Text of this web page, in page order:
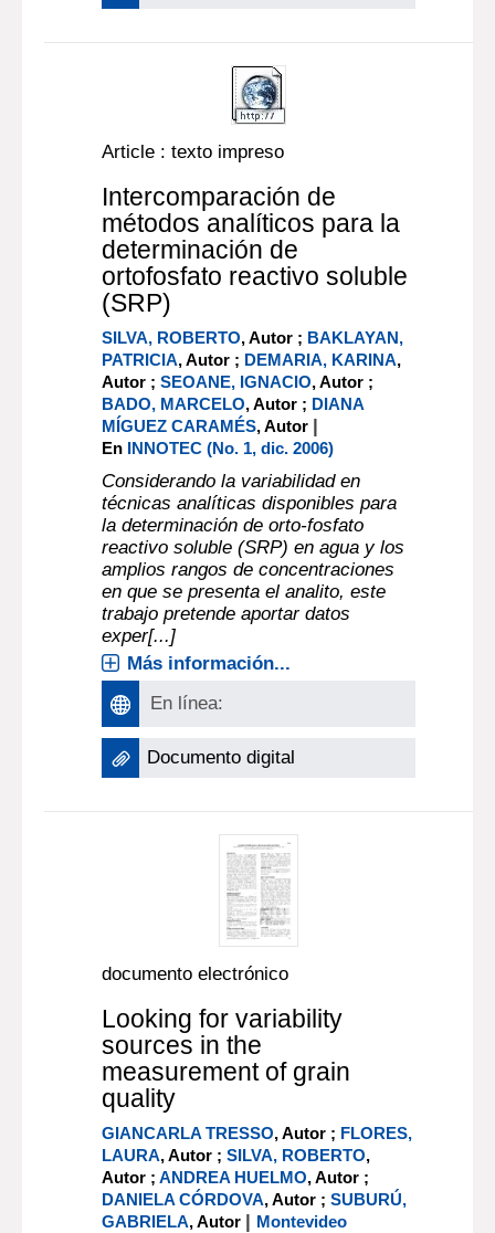
Article : texto impreso
Intercomparación de
métodos analíticos para la
determinación de
ortofosfato reactivo soluble
(SRP)
SILVA, ROBERTO, Autor ; BAKLAYAN,
PATRICIA, Autor ; DEMARIA, KARINA,
Autor ;SEOANE, IGNACIO, Autor ;
BADO, MARCELO, Autor ; DIANA
MÍGUEZ CARAMÉS, Autor |
En INNOTEC (No. 1, dic. 2006)
Considerando la variabilidad en
técnicas analíticas disponibles para
la determinación de orto-fosfato
reactivo soluble (SRP) en agua y los
amplios rangos de concentraciones
en que se presenta el analito, este
trabajo pretende aportar datos
exper[...]
Más información...
En línea:
Documento digital
documento electrónico
Looking for variability
sources in the
measurement of grain
quality
GIANCARLA TRESSO, Autor ; FLORES,
LAURA, Autor ;SILVA, ROBERTO,
Autor ;ANDREA HUELMO, Autor ;
DANIELA CÓRDOVA, Autor ;SUBURÚ,
GABRIELA, Autor | Montevideo